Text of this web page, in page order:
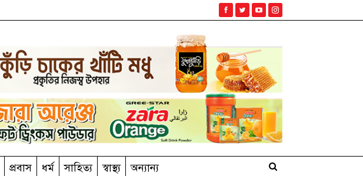
প্রবাস ধর্ম সাহিত‌্য স্বাস্থ্য
অন্যান্য